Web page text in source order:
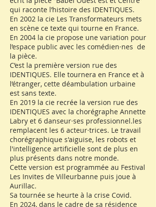
qui raconte l’histoire des IDENTIQUES.
En 2002 la cie Les Transformateurs mets
en scène ce texte qui tourne en France.
En 2004 la cie propose une variation pour
l’espace public avec les comédien·nes de
la pièce.
C’est la première version rue des
IDENTIQUES. Elle tournera en France et à
l’étranger, cette déambulation urbaine
est sans texte.
En 2019 la cie recrée la version rue des
IDENTIQUES avec la chorégraphe Annette
Labry et 6 danseur·ses professionnel.les
remplacent les 6 acteur·trices. Le travail
chorégraphique s'aiguise, les robots et
l'intelligence artificielle sont de plus en
plus présents dans notre monde.
Cette version est programmée au Festival
Les Invites de Villeurbanne puis joue à
Aurillac.
Sa tournée se heurte à la crise Covid.
En 2024, dans le cadre de sa résidence